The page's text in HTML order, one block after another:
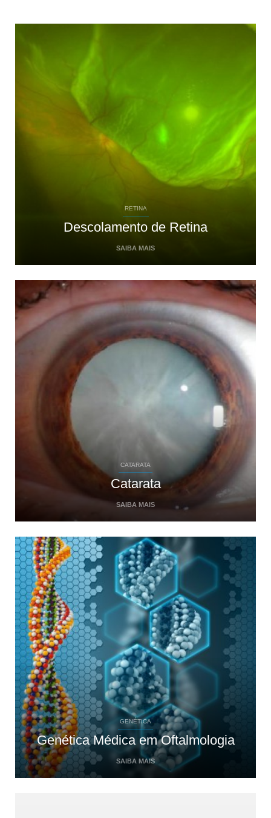
RETINA
Descolamento de Retina
SAIBA MAIS
CATARATA
Catarata
SAIBA MAIS
GENÉTICA
Genética Médica em Oftalmologia
SAIBA MAIS